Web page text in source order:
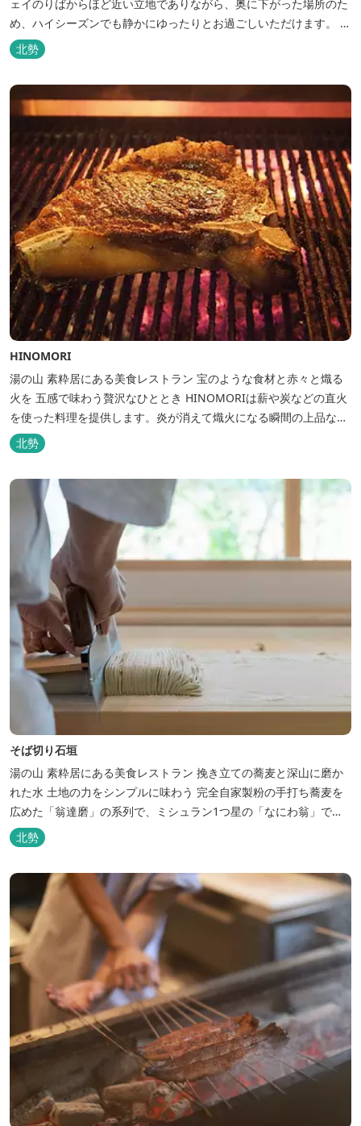
ェイのりばからほど近い立地でありながら、奥に下がった場所のた
め、ハイシーズンでも静かにゆったりとお過ごしいただけます。 自
慢の大浴場からは、雄大な御在所岳を背に、御在所ロープウェイが
望めます。季節ごとに表情を変える湯の山の自然と対話しながら至
極のひとときをどうぞ。
北勢
HINOMORI
湯の山 素粋居にある美食レストラン 宝のような食材と赤々と熾る
火を 五感で味わう贅沢なひととき HINOMORIは薪や炭などの直火
を使った料理を提供します。炎が消えて熾火になる瞬間の上品な香
りを海産物にまとわせたり、熟成させた上質な牛肉を塊でじっくり
とローストしたり。炎が生み出す味わいの繊細さと豪快さをコース
でお楽しみください。料理監修は、フランスで活躍するシェフ・手
島竜司。探...
北勢
そば切り石垣
湯の山 素粋居にある美食レストラン 挽き立ての蕎麦と深山に磨か
れた水 土地の力をシンプルに味わう 完全自家製粉の手打ち蕎麦を
広めた「翁達磨」の系列で、ミシュラン1つ星の「なにわ翁」で研
鑽を積んだ石垣雄介氏が開業した「そば切り石垣」。 翁伝統の完全
自家製粉による二八蕎麦を踏襲し、蕎麦と酒をシンプルに楽しむ店
を実現しました。国産蕎麦の香りを存分に引き出す、湯の山温泉の
天然の水の力...
北勢